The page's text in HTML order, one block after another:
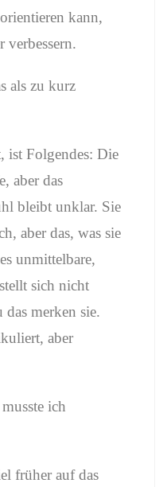
kann,
verbessern.
als zu kurz
ist Folgendes: Die
aber das
bleibt unklar. Sie
aber das, was sie
unmittelbare,
sich nicht
merken sie.
aber
ich
früher auf das